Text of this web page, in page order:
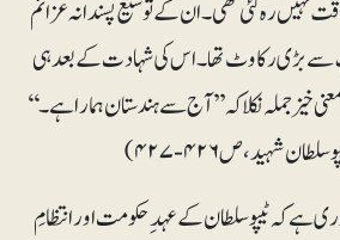
نہیں رہ گئی تھی۔ ان کے توسیع پسندانہ عزائم
سے بڑی رکاوٹ تھا۔ اس کی شہاد ت کے بعد ہی
خیز جملہ نکلا کہ ’’آج سے ہندستان ہمارا ہے۔‘‘
شہید، ص ۴۲۶-۴۲۷)
ہے کہ ٹیپو سلطان کے عہدِ حکومت اور انتظامِ